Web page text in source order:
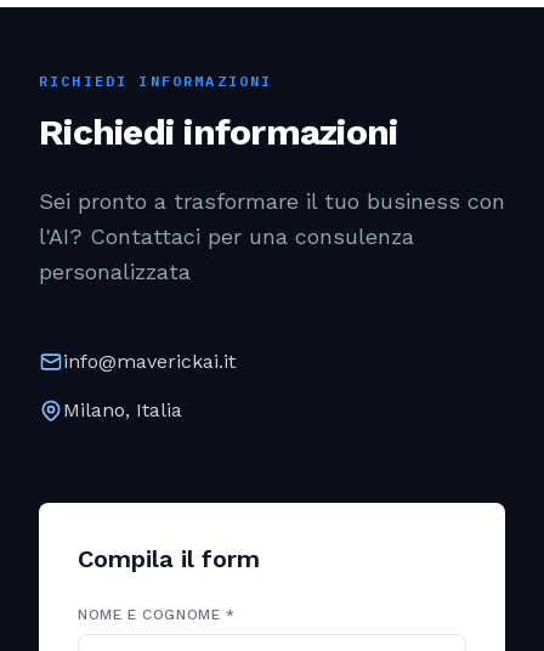
RICHIEDI INFORMAZIONI
Richiedi informazioni
Sei pronto a trasformare il tuo business con
l'AI? Contattaci per una consulenza
personalizzata
info@maverickai.it
Milano, Italia
Compila il form
NOME E COGNOME *